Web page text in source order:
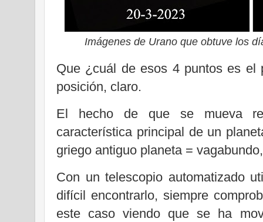
Imágenes de Urano que obtuve los
Que ¿cuál de esos 4 puntos es el
posición, claro.
El hecho de que se mueva
característica principal de un
griego antiguo planeta =
Con un telescopio automatizado
difícil encontrarlo, siempre
este caso viendo que se ha